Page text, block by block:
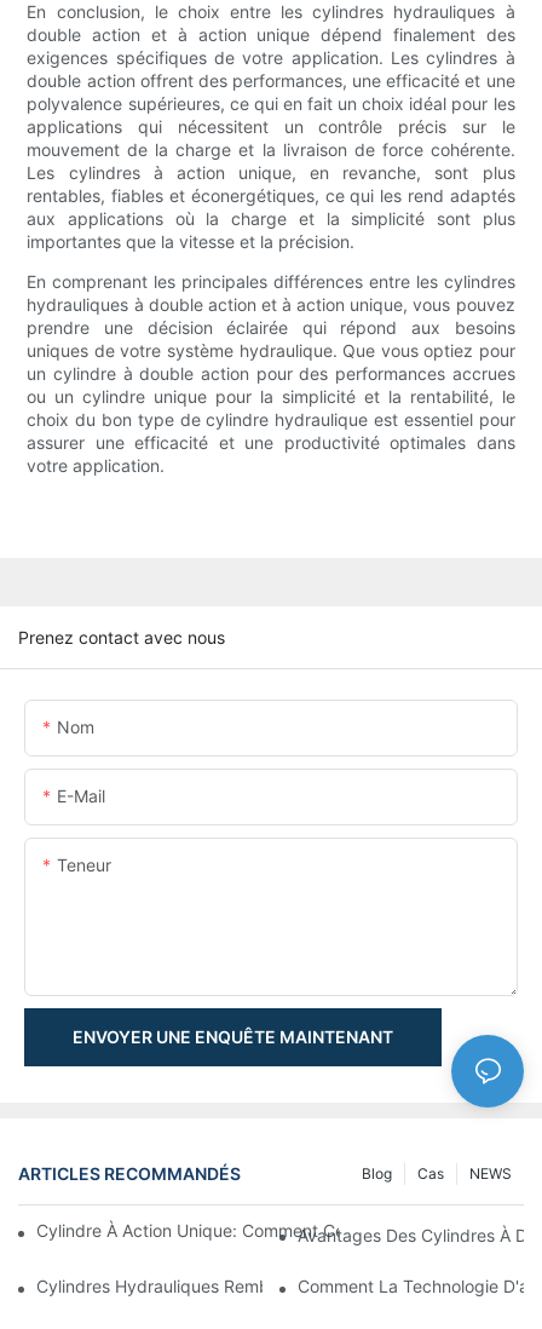
En conclusion, le choix entre les cylindres hydrauliques à
double action et à action unique dépend finalement des
exigences spécifiques de votre application. Les cylindres à
double action offrent des performances, une efficacité et une
polyvalence supérieures, ce qui en fait un choix idéal pour les
applications qui nécessitent un contrôle précis sur le
mouvement de la charge et la livraison de force cohérente.
Les cylindres à action unique, en revanche, sont plus
rentables, fiables et éconergétiques, ce qui les rend adaptés
aux applications où la charge et la simplicité sont plus
importantes que la vitesse et la précision.
En comprenant les principales différences entre les cylindres
hydrauliques à double action et à action unique, vous pouvez
prendre une décision éclairée qui répond aux besoins
uniques de votre système hydraulique. Que vous optiez pour
un cylindre à double action pour des performances accrues
ou un cylindre unique pour la simplicité et la rentabilité, le
choix du bon type de cylindre hydraulique est essentiel pour
assurer une efficacité et une productivité optimales dans
votre application.
Prenez contact avec nous
Nom
E-Mail
Teneur
ENVOYER UNE ENQUÊTE MAINTENANT
ARTICLES RECOMMANDÉS NEWS
Cas
Blog
Cylindre À Action Unique: Comment Cela Fonctionne &
Avantages Des Cylindres À
Cylindres Hydrauliques Rembourrés: Réduction De L'impact &
Comment La Technologie